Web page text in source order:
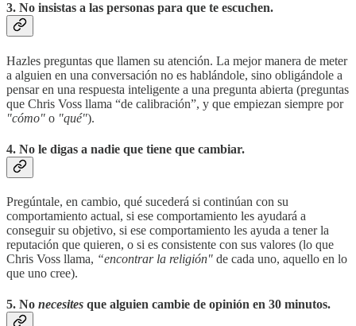
3. No insistas a las personas para que te escuchen.
Hazles preguntas que llamen su atención. La mejor manera de meter
a alguien en una conversación no es hablándole, sino obligándole a
pensar en una respuesta inteligente a una pregunta abierta (preguntas
que Chris Voss llama “de calibración”, y que empiezan siempre por
"cómo" o "qué").
4. No le digas a nadie que tiene que cambiar.
Pregúntale, en cambio, qué sucederá si continúan con su
comportamiento actual, si ese comportamiento les ayudará a
conseguir su objetivo, si ese comportamiento les ayuda a tener la
reputación que quieren, o si es consistente con sus valores (lo que
Chris Voss llama, “encontrar la religión" de cada uno, aquello en lo
que uno cree).
5. No necesites que alguien cambie de opinión en 30 minutos.